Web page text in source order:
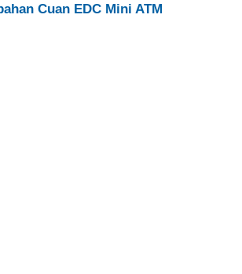
Cuan EDC Mini ATM